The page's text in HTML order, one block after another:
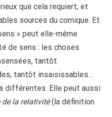
que cela requiert, et
sources du comique. Et
» peut elle-même
de sens : les choses
tantôt
tantôt insaisissables…
différentes. Elle peut aussi
de la relativité(la définition